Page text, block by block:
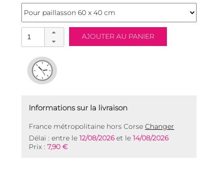
Informations sur la livraison
France métropolitaine hors Corse Changer
Délai : entre le 12/08/2026et le 14/08/2026
Prix : 7,90 €